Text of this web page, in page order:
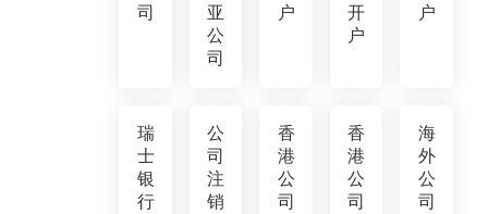
司
亚
公
司
户
开
户
户
瑞
士
银
行
公
司
注
销
香
港
公
司
香
港
公
司
海
外
公
司